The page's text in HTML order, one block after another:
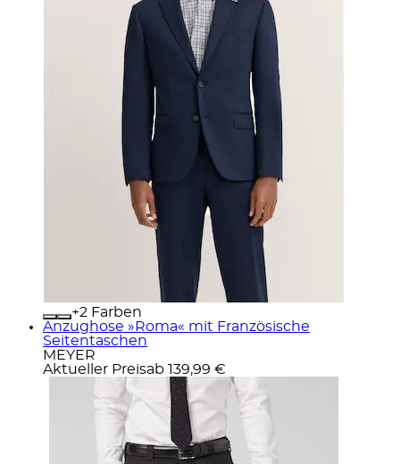
+
Farben
Anzughose »Roma« mit Französische
Seitentaschen
MEYER
Aktueller Preisab 139,99 €